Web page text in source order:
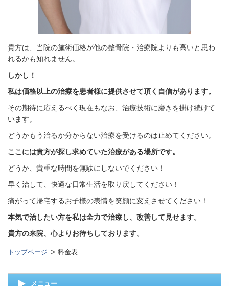
貴方は、当院の施術価格が他の整骨院・治療院よりも高いと思わ
れるかも知れません。
しかし！
私は価格以上の治療を患者様に提供させて頂く自信があります。
その期待に応えるべく現在もなお、治療技術に磨きを掛け続けて
います。
どうかもう治るか分からない治療を受けるのは止めてください。
ここには貴方が探し求めていた治療がある場所です。
どうか、貴重な時間を無駄にしないでください！
早く治して、快適な日常生活を取り戻してください！
痛がって帰宅するお子様の表情を笑顔に変えさせてください！
本気で治したい方を私は全力で治療し、改善して見せます。
貴方の来院、心よりお待ちしております。
トップページ 料金表
メニュー